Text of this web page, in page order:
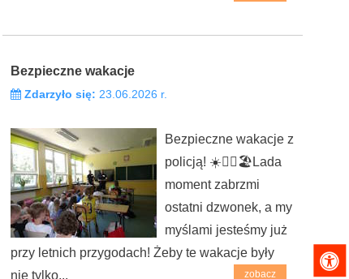
Bezpieczne wakacje
Zdarzyło się: 23.06.2026 r.
Bezpieczne wakacje z
policją! ☀️👮‍♂️🏖️Lada
moment zabrzmi
ostatni dzwonek, a my
myślami jesteśmy już
przy letnich przygodach! Żeby te wakacje były
nie tylko...
zobacz